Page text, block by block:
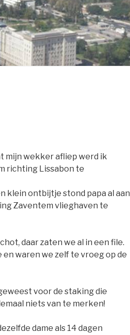
mijn wekker afliep werd ik
richting Lissabon te
klein ontbijtje stond papa al aan
Zaventem vlieghaven te
daar zaten we al in een file.
en waren we zelf te vroeg op de
voor de staking die
niets van te merken!
dame als 14 dagen